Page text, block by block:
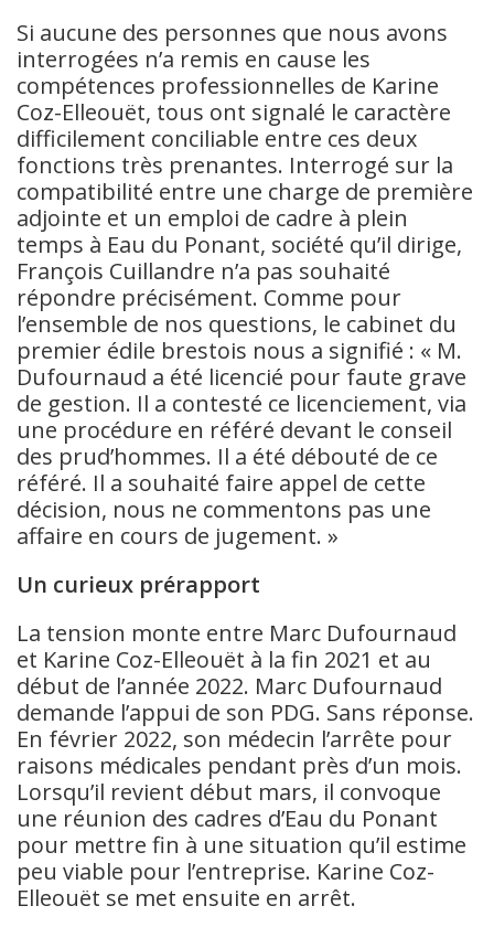
Si aucune des personnes que nous avons
interrogées n’a remis en cause les
compétences professionnelles de Karine
Coz-Elleouët, tous ont signalé le caractère
difficilement conciliable entre ces deux
fonctions très prenantes. Interrogé sur la
compatibilité entre une charge de première
adjointe et un emploi de cadre à plein
temps à Eau du Ponant, société qu’il dirige,
François Cuillandre n’a pas souhaité
répondre précisément. Comme pour
l’ensemble de nos questions, le cabinet du
premier édile brestois nous a signifié : « M.
Dufournaud a été licencié pour faute grave
de gestion. Il a contesté ce licenciement, via
une procédure en référé devant le conseil
des prud’hommes. Il a été débouté de ce
référé. Il a souhaité faire appel de cette
décision, nous ne commentons pas une
affaire en cours de jugement. »
Un curieux prérapport
La tension monte entre Marc Dufournaud
et Karine Coz-Elleouët à la fin 2021 et au
début de l’année 2022. Marc Dufournaud
demande l’appui de son PDG. Sans réponse.
En février 2022, son médecin l’arrête pour
raisons médicales pendant près d’un mois.
Lorsqu’il revient début mars, il convoque
une réunion des cadres d’Eau du Ponant
pour mettre fin à une situation qu’il estime
peu viable pour l’entreprise. Karine Coz-
Elleouët se met ensuite en arrêt.